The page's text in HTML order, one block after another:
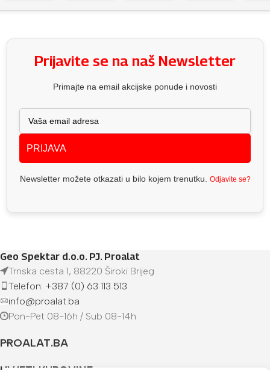
Prijavite se na naš Newsletter
Primajte na email akcijske ponude i novosti
PRIJAVA
Newsletter možete otkazati u bilo kojem trenutku. Odjavite se?
Geo Spektar d.o.o. PJ. Proalat
Trnska cesta 1, 88220 Široki Brijeg
Telefon: +387 (0) 63 113 513
info@proalat.ba
Pon-Pet 08-16h / Sub 08-14h
PROALAT.BA